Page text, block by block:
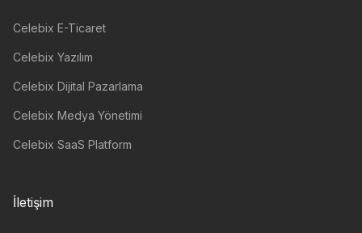
Celebix E-Ticaret
Celebix Yazılım
Celebix Dijital Pazarlama
Celebix Medya Yönetimi
Celebix SaaS Platform
İletişim